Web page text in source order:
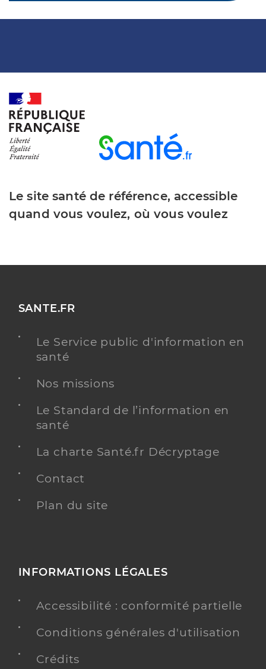
Le site santé de référence, accessible
quand vous voulez, où vous voulez
SANTE.FR
Le Service public d'information en
santé
Nos missions
Le Standard de l’information en
santé
La charte Santé.fr Décryptage
Contact
Plan du site
INFORMATIONS LÉGALES
Accessibilité : conformité partielle
Conditions générales d'utilisation
Crédits